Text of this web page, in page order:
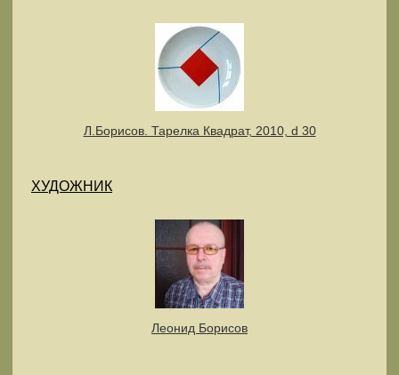
Л.Борисов. Тарелка Квадрат, 2010, d 30
ХУДОЖНИК
Леонид Борисов